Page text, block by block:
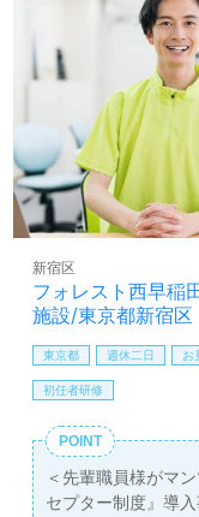
リアを描きたい』
い』等の方も大歓
トよりご案内しま
全国の求人ご紹介
しは【ウィルオブ
方も遠慮なく＊
LINE、メール、お
料サービスをご利
あり！＞"転職支援"
せお待ちしておりま
フォレスト西早稲
施設/東京都新宿区
新宿区
東京都 週休二日 お
初任者研修
POINT
＜先輩職員様がマ
セプター制度』導